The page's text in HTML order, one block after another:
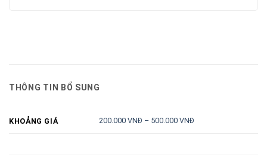
THÔNG TIN BỔ SUNG
KHOẢNG GIÁ 200.000 VNĐ – 500.000 VNĐ